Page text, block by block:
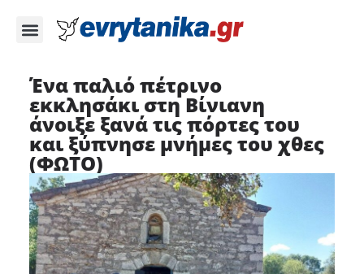
Ένα παλιό πέτρινο
εκκλησάκι στη Βίνιανη
άνοιξε ξανά τις πόρτες του
και ξύπνησε μνήμες του χθες
(ΦΩΤΟ)